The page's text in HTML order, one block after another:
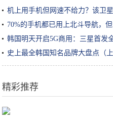
机上用手机但网速不给力？该卫
70%的手机都已用上北斗导航，
知
韩国明天开启5G商用：三星首发
史上最全韩国知名品牌大盘点（上
精彩推荐